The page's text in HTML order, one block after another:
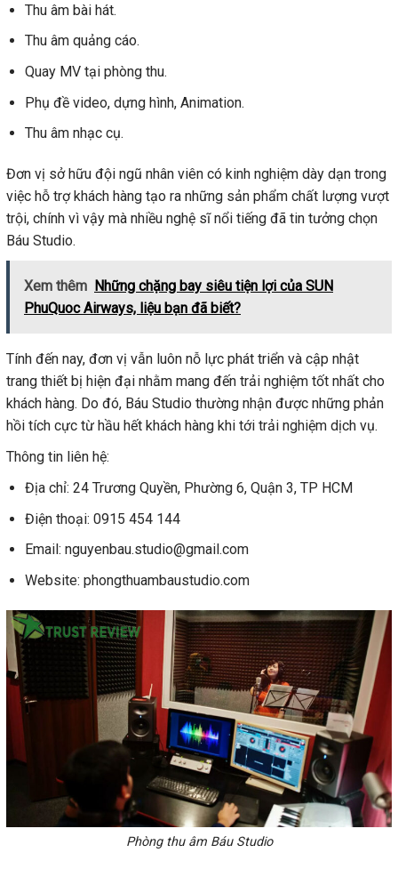
Thu âm bài hát.
Thu âm quảng cáo.
Quay MV tại phòng thu.
Phụ đề video, dựng hình, Animation.
Thu âm nhạc cụ.
Đơn vị sở hữu đội ngũ nhân viên có kinh nghiệm dày dạn trong
việc hỗ trợ khách hàng tạo ra những sản phẩm chất lượng vượt
trội, chính vì vậy mà nhiều nghệ sĩ nổi tiếng đã tin tưởng chọn
Báu Studio.
Xem thêm Những chặng bay siêu tiện lợi của SUN
PhuQuoc Airways, liệu bạn đã biết?
Tính đến nay, đơn vị vẫn luôn nỗ lực phát triển và cập nhật
trang thiết bị hiện đại nhằm mang đến trải nghiệm tốt nhất cho
khách hàng. Do đó, Báu Studio thường nhận được những phản
hồi tích cực từ hầu hết khách hàng khi tới trải nghiệm dịch vụ.
Thông tin liên hệ:
Địa chỉ: 24 Trương Quyền, Phường 6, Quận 3, TP HCM
Điện thoại: 0915 454 144
Email: nguyenbau.studio@gmail.com
Website: phongthuambaustudio.com
Phòng thu âm Báu Studio